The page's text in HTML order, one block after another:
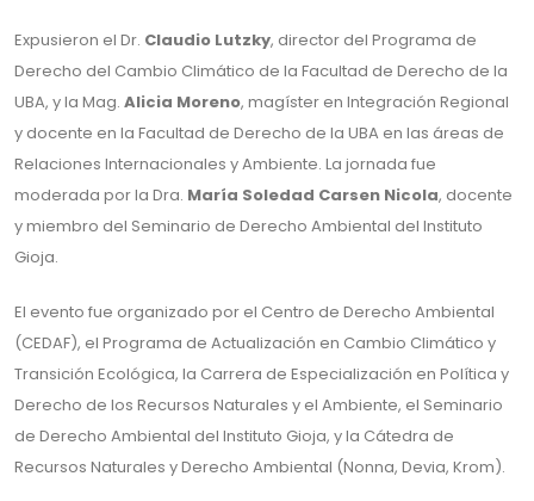
Expusieron el Dr. Claudio Lutzky, director del Programa de
Derecho del Cambio Climático de la Facultad de Derecho de la
UBA, y la Mag. Alicia Moreno, magíster en Integración Regional
y docente en la Facultad de Derecho de la UBA en las áreas de
Relaciones Internacionales y Ambiente. La jornada fue
moderada por la Dra. María Soledad Carsen Nicola, docente
y miembro del Seminario de Derecho Ambiental del Instituto
Gioja.
El evento fue organizado por el Centro de Derecho Ambiental
(CEDAF), el Programa de Actualización en Cambio Climático y
Transición Ecológica, la Carrera de Especialización en Política y
Derecho de los Recursos Naturales y el Ambiente, el Seminario
de Derecho Ambiental del Instituto Gioja, y la Cátedra de
Recursos Naturales y Derecho Ambiental (Nonna, Devia, Krom).